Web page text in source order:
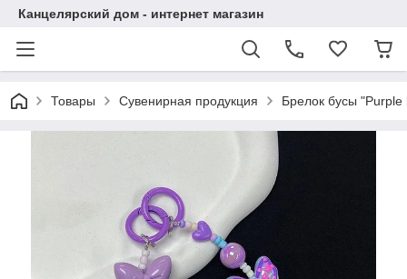
Канцелярский дом - интернет магазин
Товары Сувенирная продукция Брелок бусы